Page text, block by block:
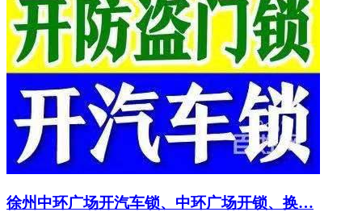
徐州中环广场开汽车锁、中环广场开锁、换…